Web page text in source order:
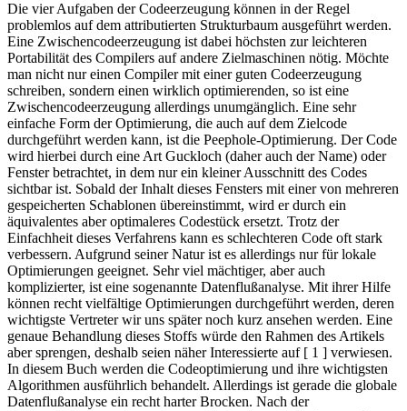
Die vier Aufgaben der Codeerzeugung können in der Regel
problemlos auf dem attributierten Strukturbaum ausgeführt werden.
Eine Zwischencodeerzeugung ist dabei höchsten zur leichteren
Portabilität des Compilers auf andere Zielmaschinen nötig. Möchte
man nicht nur einen Compiler mit einer guten Codeerzeugung
schreiben, sondern einen wirklich optimierenden, so ist eine
Zwischencodeerzeugung allerdings unumgänglich. Eine sehr
einfache Form der Optimierung, die auch auf dem Zielcode
durchgeführt werden kann, ist die Peephole-Optimierung. Der Code
wird hierbei durch eine Art Guckloch (daher auch der Name) oder
Fenster betrachtet, in dem nur ein kleiner Ausschnitt des Codes
sichtbar ist. Sobald der Inhalt dieses Fensters mit einer von mehreren
gespeicherten Schablonen übereinstimmt, wird er durch ein
äquivalentes aber optimaleres Codestück ersetzt. Trotz der
Einfachheit dieses Verfahrens kann es schlechteren Code oft stark
verbessern. Aufgrund seiner Natur ist es allerdings nur für lokale
Optimierungen geeignet. Sehr viel mächtiger, aber auch
komplizierter, ist eine sogenannte Datenflußanalyse. Mit ihrer Hilfe
können recht vielfältige Optimierungen durchgeführt werden, deren
wichtigste Vertreter wir uns später noch kurz ansehen werden. Eine
genaue Behandlung dieses Stoffs würde den Rahmen des Artikels
aber sprengen, deshalb seien näher Interessierte auf [ 1 ] verwiesen.
In diesem Buch werden die Codeoptimierung und ihre wichtigsten
Algorithmen ausführlich behandelt. Allerdings ist gerade die globale
Datenflußanalyse ein recht harter Brocken. Nach der